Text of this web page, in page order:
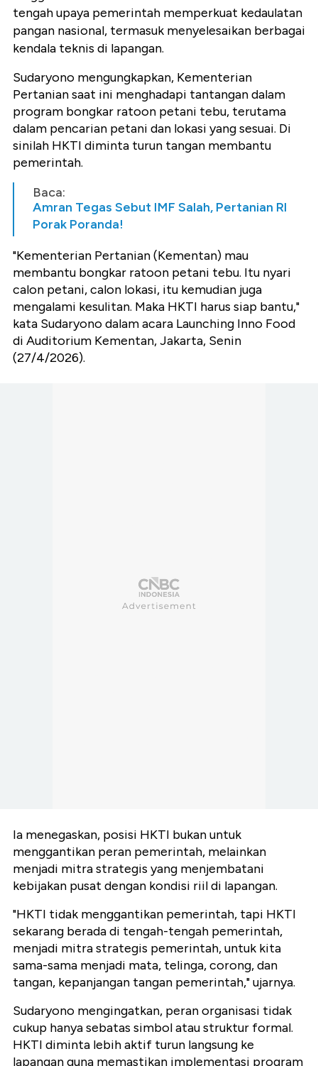
tengah upaya pemerintah memperkuat kedaulatan
pangan nasional, termasuk menyelesaikan berbagai
kendala teknis di lapangan.
Sudaryono mengungkapkan, Kementerian
Pertanian saat ini menghadapi tantangan dalam
program bongkar ratoon petani tebu, terutama
dalam pencarian petani dan lokasi yang sesuai. Di
sinilah HKTI diminta turun tangan membantu
pemerintah.
Baca:
Amran Tegas Sebut IMF Salah, Pertanian RI
Porak Poranda!
"Kementerian Pertanian (Kementan) mau
membantu bongkar ratoon petani tebu. Itu nyari
calon petani, calon lokasi, itu kemudian juga
mengalami kesulitan. Maka HKTI harus siap bantu,"
kata Sudaryono dalam acara Launching Inno Food
di Auditorium Kementan, Jakarta, Senin
(27/4/2026).
Ia menegaskan, posisi HKTI bukan untuk
menggantikan peran pemerintah, melainkan
menjadi mitra strategis yang menjembatani
kebijakan pusat dengan kondisi riil di lapangan.
"HKTI tidak menggantikan pemerintah, tapi HKTI
sekarang berada di tengah-tengah pemerintah,
menjadi mitra strategis pemerintah, untuk kita
sama-sama menjadi mata, telinga, corong, dan
tangan, kepanjangan tangan pemerintah," ujarnya.
Sudaryono mengingatkan, peran organisasi tidak
cukup hanya sebatas simbol atau struktur formal.
HKTI diminta lebih aktif turun langsung ke
lapangan guna memastikan implementasi program